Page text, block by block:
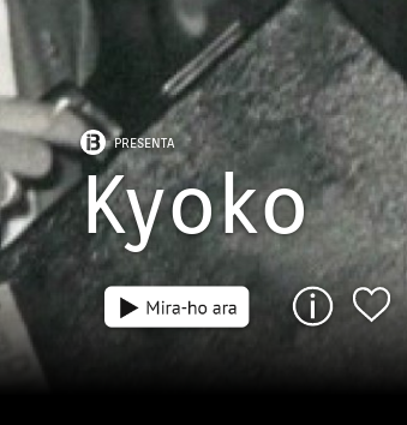
PRESENTA
Kyoko